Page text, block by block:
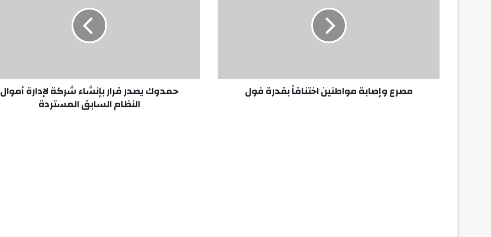
مصرع وإصابة مواطنين اختناقاً بقدرة فول
السابق
المستردةحمدوك يصدر قرار بإنشاء شركة لإدارة أموال
النظام السابق المستردة